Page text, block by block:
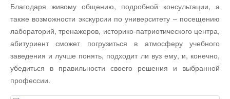
Благодаря живому общению, подробной консультации, а
также возможности экскурсии по университету – посещению
лабораторий, тренажеров, историко-патриотического центра,
абитуриент сможет погрузиться в атмосферу учебного
заведения и лучше понять, подходит ли вуз ему, и, конечно,
убедиться в правильности своего решения и выбранной
профессии.